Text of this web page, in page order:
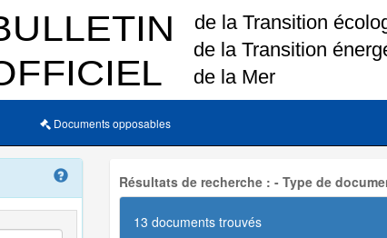
Documents opposables
Résultats de recherche : - Type de
13 documents trouvés